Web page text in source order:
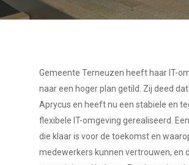
Gemeente Terneuzen heeft haar IT-
naar een hoger plan getild. Zij deed
Aprycus en heeft nu een stabiele en
flexibele IT-omgeving gerealiseerd.
die klaar is voor de toekomst en
medewerkers kunnen vertrouwen, en